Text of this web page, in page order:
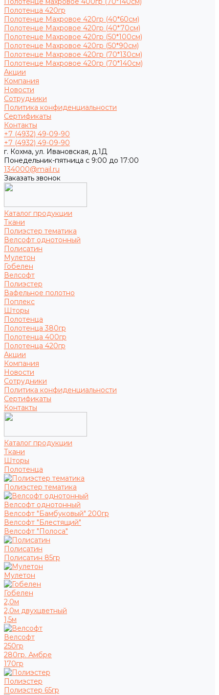
Полотенца 420гр
Полотенце Махровое 420гр (40*60см)
Полотенце Махровое 420гр (40*70см)
Полотенце Махровое 420гр (50*100см)
Полотенце Махровое 420гр (50*90см)
Полотенце Махровое 420гр (70*130см)
Полотенце Махровое 420гр (70*140см)
Акции
Компания
Новости
Сотрудники
Политика конфиденциальности
Сертификаты
Контакты
+7 (4932) 49-09-90
+7 (4932) 49-09-90
г. Кохма, ул. Ивановская, д.1Д
Понедельник-пятница с 9:00 до 17:00
134000@mail.ru
Заказать звонок
Каталог продукции
Ткани
Полиэстер тематика
Велсофт однотонный
Полисатин
Мулетон
Гобелен
Велсофт
Полиэстер
Вафельное полотно
Поплекс
Шторы
Полотенца
Полотенца 380гр
Полотенца 400гр
Полотенца 420гр
Акции
Компания
Новости
Сотрудники
Политика конфиденциальности
Сертификаты
Контакты
Каталог продукции
Ткани
Шторы
Полотенца
Полиэстер тематика
Велсофт однотонный
Велсофт "Бамбуковый" 200гр
Велсофт "Блестящий"
Велсофт "Полоса"
Полисатин
Полисатин 85гр
Мулетон
Гобелен
2,0м
2,0м двухцветный
1,5м
Велсофт
250гр
280гр. Амбре
170гр
Полиэстер
Полиэстер 65гр